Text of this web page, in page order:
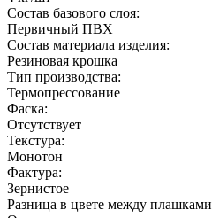
Состав базового слоя:
Первичный ПВХ
Состав материала изделия:
Резиновая крошка
Тип производства:
Термопрессование
Фаска:
Отсутствует
Текстура:
Монотон
Фактура:
Зернистое
Разница в цвете между